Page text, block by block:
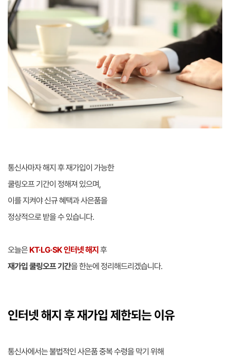
통신사마자 해지 후 재가입이 가능한
쿨링오프 기간이 정해져 있으며,
이를 지켜야 신규 혜택과 사은품을
정상적으로 받을 수 있습니다.
오늘은KT·LG·SK 인터넷 해지 후
재가입 쿨링오프 기간을 한눈에 정리해드리겠습니다.
인터넷 해지 후 재가입 제한되는 이유
통신사에서는 불법적인 사은품 중복 수령을 막기 위해